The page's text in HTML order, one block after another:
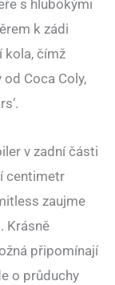
s hlubokými
k zádi
kola, čímž
Coca Coly,
v zadní části
centimetr
zaujme
Krásně
připomínají
o průduchy